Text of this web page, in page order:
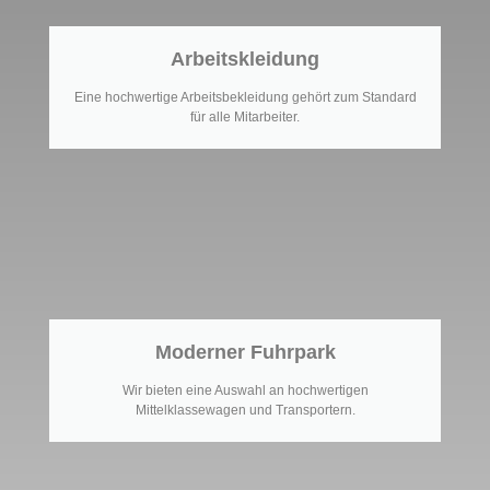
Arbeitskleidung
Eine hochwertige Arbeitsbekleidung gehört zum Standard
für alle Mitarbeiter.
Moderner Fuhrpark
Wir bieten eine Auswahl an hochwertigen
Mittelklassewagen und Transportern.